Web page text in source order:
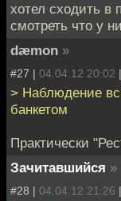
хотел сходить в
смотреть что у
dæmon »
#27 | 04.04.12 20:02 |
> Наблюдение
банкетом
Практически
Зачитавшийся »
#28 | 04.04.12 21:26 |